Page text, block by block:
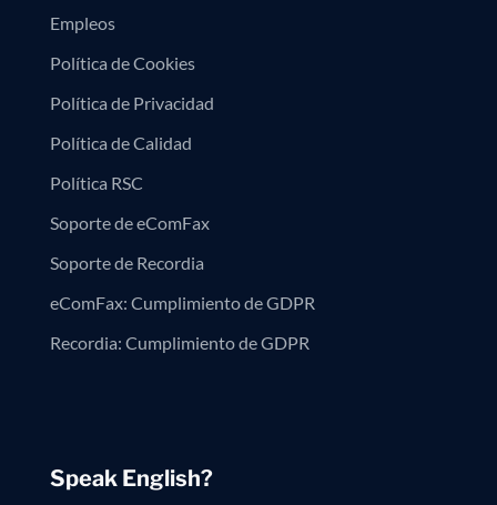
Empleos
Política de Cookies
Política de Privacidad
Política de Calidad
Política RSC
Soporte de eComFax
Soporte de Recordia
eComFax: Cumplimiento de GDPR
Recordia: Cumplimiento de GDPR
Speak English?